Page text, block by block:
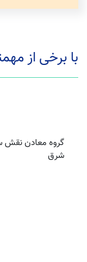
با برخی از